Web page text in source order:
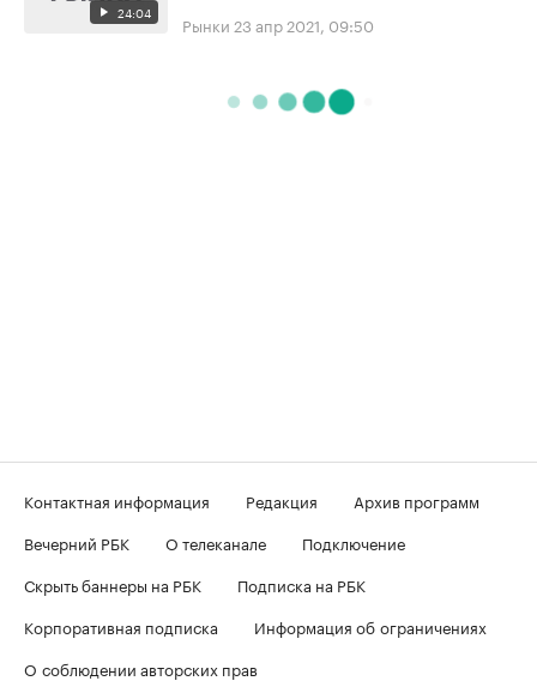
24:04 Рынки 23 апр 2021, 09:50
Контактная информация Редакция
Архив программ
Вечерний РБК
О телеканале
Подключение
Скрыть баннеры на РБК
Подписка на РБК
Корпоративная подписка
Информация об ограничениях
О соблюдении авторских прав